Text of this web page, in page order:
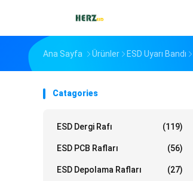
Ana Sayfa Ürünler ESD Uyarı Bandı
Catagories
ESD Dergi Rafı (119)
ESD PCB Rafları (56)
ESD Depolama Rafları (27)